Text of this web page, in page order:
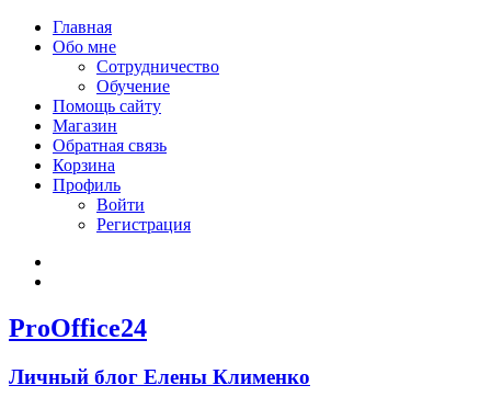
Главная
Обо мне
Сотрудничество
Обучение
Помощь сайту
Магазин
Обратная связь
Корзина
Профиль
Войти
Регистрация
ProOffice24
Личный блог Елены Клименко